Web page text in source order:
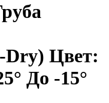
Dry) Цвет:
До -15°